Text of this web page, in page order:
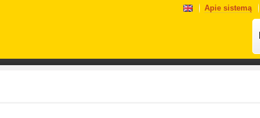
Apie sistemą